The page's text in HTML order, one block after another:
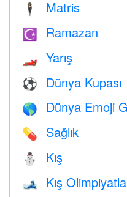
🕴️ Matris
☪️ Ramazan
🏎 Yarış
⚽ Dünya Kupası
🌎 Dünya Emoji
💊 Sağlık
⛄ Kış
🎿 Kış